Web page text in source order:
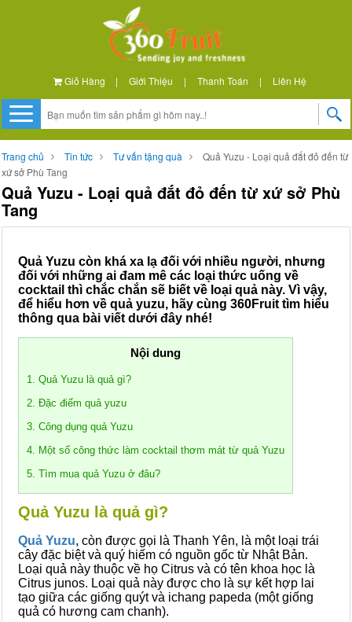
Giỏ Hàng | Giới Thiệu | Thanh Toán | Liên Hệ
Trang chủ Tin tức Tư vấn tặng quà
Quả Yuzu - Loại quả đắt đỏ đến từ
xứ sở Phù Tang
Quả Yuzu - Loại quả đắt đỏ đến từ xứ sở Phù
Tang
Quả Yuzu còn khá xa lạ đối với nhiều người, nhưng
đối với những ai đam mê các loại thức uống về
cocktail thì chắc chắn sẽ biết về loại quả này. Vì vậy,
để hiểu hơn về quả yuzu, hãy cùng 360Fruit tìm hiểu
thông qua bài viết dưới đây nhé!
Nội dung
1. Quả Yuzu là quả gì?
2. Đặc điểm quả yuzu
3. Công dụng quả Yuzu
4. Một số công thức làm cocktail thơm mát từ quả Yuzu
5. Tìm mua quả Yuzu ở đâu?
Quả Yuzu là quả gì?
Quả Yuzu, còn được gọi là Thanh Yên, là một loại trái
cây đặc biệt và quý hiếm có nguồn gốc từ Nhật Bản.
Loại quả này thuộc về họ Citrus và có tên khoa học là
Citrus junos. Loại quả này được cho là sự kết hợp lai
tạo giữa các giống quýt và ichang papeda (một giống
quả có hương cam chanh).